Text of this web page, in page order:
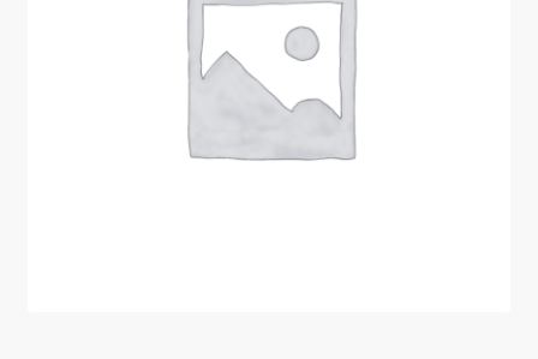
Юридические данные